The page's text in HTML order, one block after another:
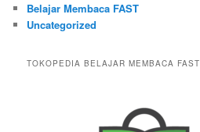
Belajar Membaca FAST
Uncategorized
TOKOPEDIA BELAJAR MEMBACA FAST